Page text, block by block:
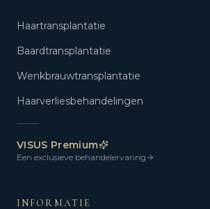
Haartransplantatie
Baardtransplantatie
Wenkbrauwtransplantatie
Haarverliesbehandelingen
VISUS Premium
Een exclusieve behandelervaring
INFORMATIE